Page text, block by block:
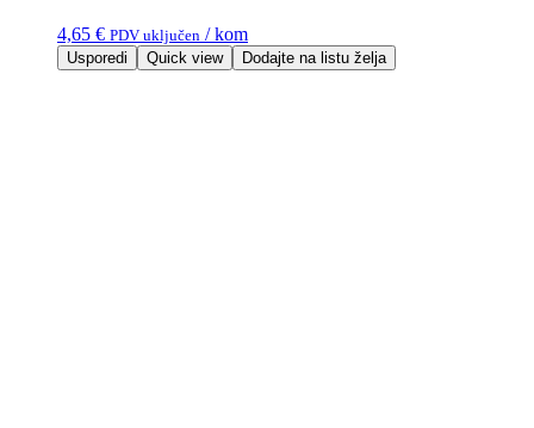
4,65 € PDV uključen / kom
Usporedi Quick view Dodajte na listu želja